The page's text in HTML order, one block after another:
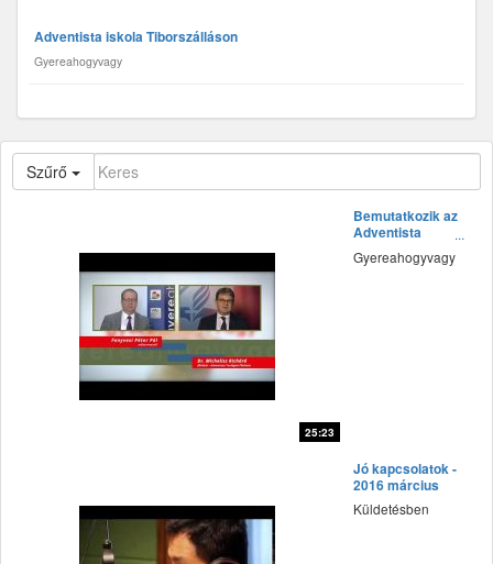
Adventista iskola Tiborszálláson
Gyereahogyvagy
Szűrő
25:23
Bemutatkozik az
Adventista
Teológiai Főiskola
Gyereahogyvagy
Jó kapcsolatok -
2016 március
Küldetésben